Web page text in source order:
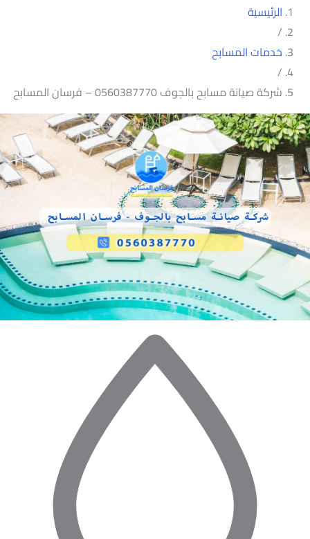
الرئيسية
/
خدمات المسابح
/
شركة صيانة مسابح بالجوف 0560387770 – فرسان المسابح